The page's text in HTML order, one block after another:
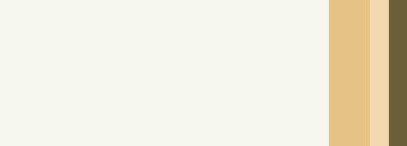
oder zu falten. Das Klett-Panel für
es in der Farbe Coyote.